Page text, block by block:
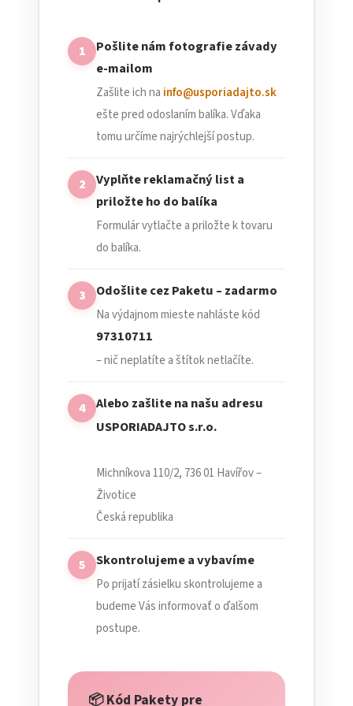
1
Pošlite nám fotografie závady
e-mailom
Zašlite ich na info@usporiadajto.sk
ešte pred odoslaním balíka. Vďaka
tomu určíme najrýchlejší postup.
2
Vyplňte reklamačný list a
priložte ho do balíka
Formulár vytlačte a priložte k tovaru
do balíka.
3 Odošlite cez Paketu – zadarmo
Na výdajnom mieste nahláste kód
97310711
– nič neplatíte a štítok netlačíte.
4
Alebo zašlite na našu adresu
USPORIADAJTO s.r.o.
Michníkova 110/2, 736 01 Havířov –
Životice
Česká republika
5 Skontrolujeme a vybavíme
Po prijatí zásielku skontrolujeme a
budeme Vás informovať o ďalšom
postupe.
📦 Kód Pakety pre